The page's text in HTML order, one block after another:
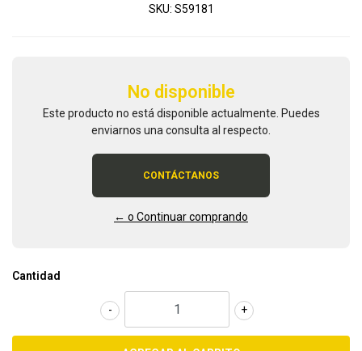
SKU: S59181
No disponible
Este producto no está disponible actualmente. Puedes
enviarnos una consulta al respecto.
CONTÁCTANOS
← o Continuar comprando
Cantidad
+
-